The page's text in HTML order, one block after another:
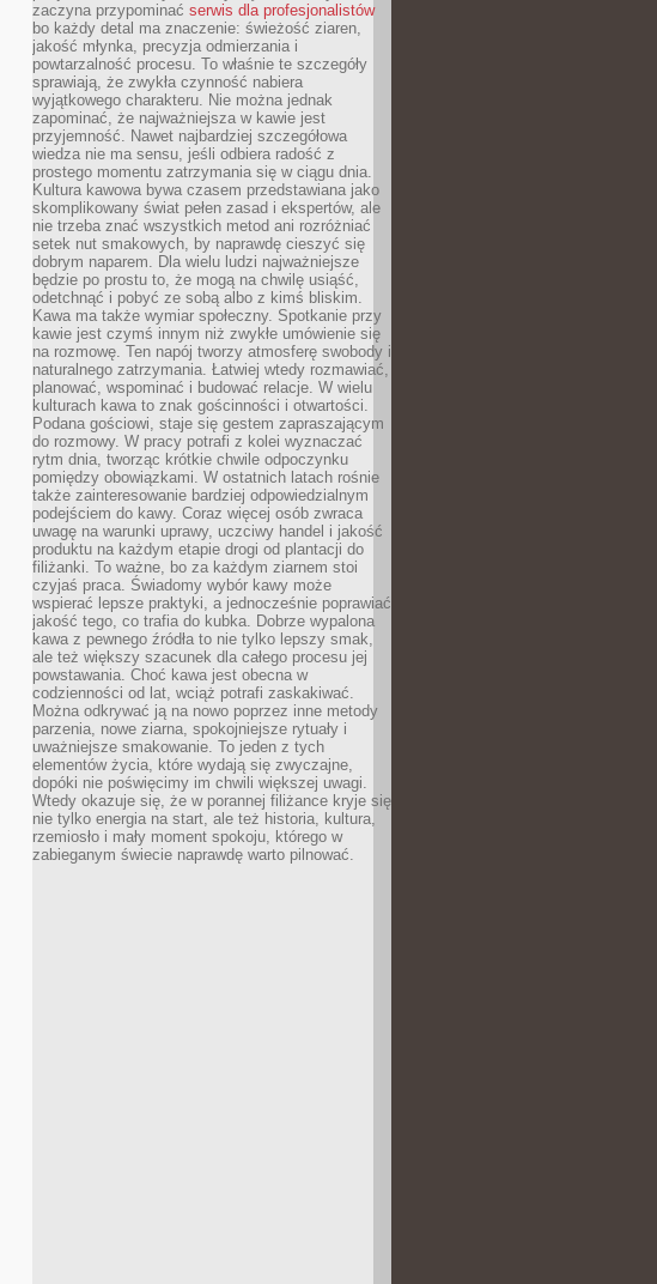
zaczyna przypominać serwis dla profesjonalistów
bo każdy detal ma znaczenie: świeżość ziaren,
jakość młynka, precyzja odmierzania i
powtarzalność procesu. To właśnie te szczegóły
sprawiają, że zwykła czynność nabiera
wyjątkowego charakteru. Nie można jednak
zapominać, że najważniejsza w kawie jest
przyjemność. Nawet najbardziej szczegółowa
wiedza nie ma sensu, jeśli odbiera radość z
prostego momentu zatrzymania się w ciągu dnia.
Kultura kawowa bywa czasem przedstawiana jako
skomplikowany świat pełen zasad i ekspertów, ale
nie trzeba znać wszystkich metod ani rozróżniać
setek nut smakowych, by naprawdę cieszyć się
dobrym naparem. Dla wielu ludzi najważniejsze
będzie po prostu to, że mogą na chwilę usiąść,
odetchnąć i pobyć ze sobą albo z kimś bliskim.
Kawa ma także wymiar społeczny. Spotkanie przy
kawie jest czymś innym niż zwykłe umówienie się
na rozmowę. Ten napój tworzy atmosferę swobody i
naturalnego zatrzymania. Łatwiej wtedy rozmawiać,
planować, wspominać i budować relacje. W wielu
kulturach kawa to znak gościnności i otwartości.
Podana gościowi, staje się gestem zapraszającym
do rozmowy. W pracy potrafi z kolei wyznaczać
rytm dnia, tworząc krótkie chwile odpoczynku
pomiędzy obowiązkami. W ostatnich latach rośnie
także zainteresowanie bardziej odpowiedzialnym
podejściem do kawy. Coraz więcej osób zwraca
uwagę na warunki uprawy, uczciwy handel i jakość
produktu na każdym etapie drogi od plantacji do
filiżanki. To ważne, bo za każdym ziarnem stoi
czyjaś praca. Świadomy wybór kawy może
wspierać lepsze praktyki, a jednocześnie poprawiać
jakość tego, co trafia do kubka. Dobrze wypalona
kawa z pewnego źródła to nie tylko lepszy smak,
ale też większy szacunek dla całego procesu jej
powstawania. Choć kawa jest obecna w
codzienności od lat, wciąż potrafi zaskakiwać.
Można odkrywać ją na nowo poprzez inne metody
parzenia, nowe ziarna, spokojniejsze rytuały i
uważniejsze smakowanie. To jeden z tych
elementów życia, które wydają się zwyczajne,
dopóki nie poświęcimy im chwili większej uwagi.
Wtedy okazuje się, że w porannej filiżance kryje się
nie tylko energia na start, ale też historia, kultura,
rzemiosło i mały moment spokoju, którego w
zabieganym świecie naprawdę warto pilnować.